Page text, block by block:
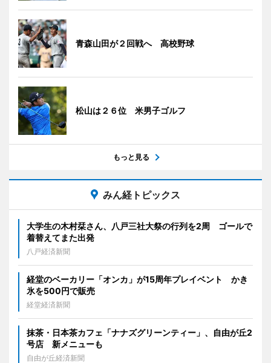
青森山田が２回戦へ 高校野球
松山は２６位 米男子ゴルフ
もっと見る
みん経トピックス
大学生の木村栞さん、八戸三社大祭の行列を2周 ゴールで
着替えてまた出発
八戸経済新聞
経堂のベーカリー「オンカ」が15周年プレイベント かき
氷を500円で販売
経堂経済新聞
抹茶・日本茶カフェ「ナナズグリーンティー」、自由が丘2
号店 新メニューも
自由が丘経済新聞